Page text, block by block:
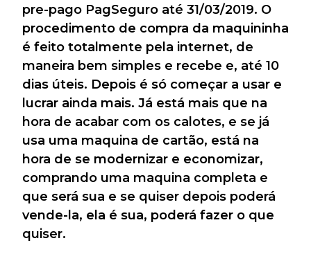
pre-pago PagSeguro até 31/03/2019. O
procedimento de compra da maquininha
é feito totalmente pela internet, de
maneira bem simples e recebe e, até 10
dias úteis. Depois é só começar a usar e
lucrar ainda mais. Já está mais que na
hora de acabar com os calotes, e se já
usa uma maquina de cartão, está na
hora de se modernizar e economizar,
comprando uma maquina completa e
que será sua e se quiser depois poderá
vende-la, ela é sua, poderá fazer o que
quiser.